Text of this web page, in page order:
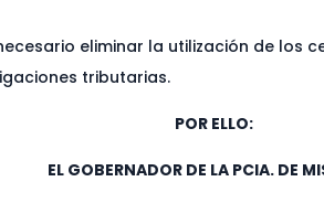
eliminar la utilización de los
tributarias.
POR ELLO:
EL GOBERNADOR DE LA PCIA. DE